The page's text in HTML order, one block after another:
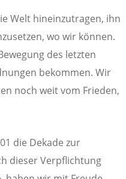
Welt hineinzutragen, ihn
wo wir können.
des letzten
bekommen. Wir
noch weit vom Frieden,
die Dekade zur
dieser Verpflichtung